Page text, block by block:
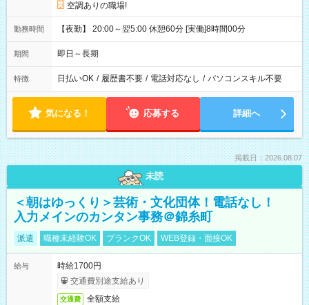
空調ありの職場!
勤務時間 【夜勤】 20:00～翌5:00 休憩60分 [実働]8時間00分
期間 即日～長期
特徴 日払いOK / 履歴書不要 / 電話対応なし / パソコンスキル不要
気になる！ 応募する 詳細へ
掲載日：2026.08.07
未読
＜朝はゆっくり＞芸術・文化団体！電話なし！
入力メインのカンタン事務＠錦糸町
派遣 職種未経験OK ブランクOK WEB登録・面接OK
給与
時給1700円
交通費別途支給あり
交通費 全額支給